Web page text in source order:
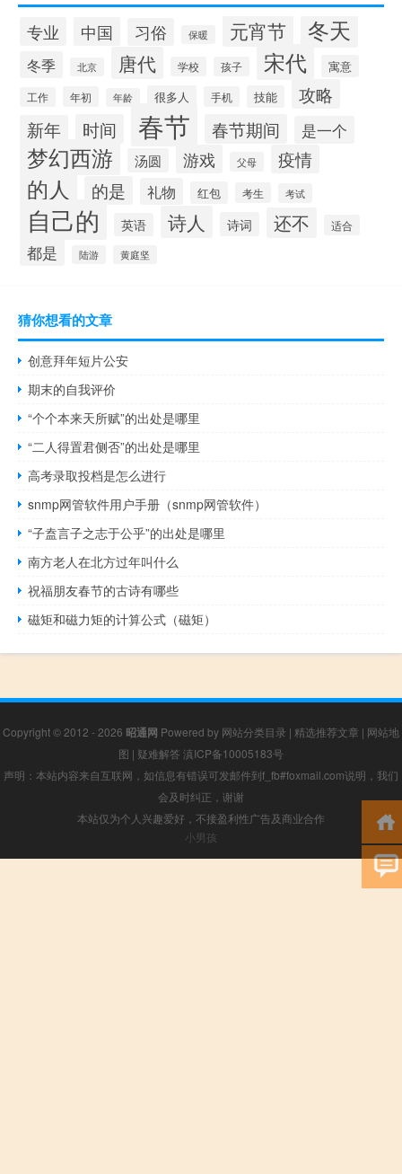
专业 中国 习俗 保暖 元宵节 冬天
冬季 北京 唐代 学校 孩子 宋代 寓意
工作 年初 年龄 很多人 手机 技能 攻略
新年 时间 春节 春节期间 是一个
梦幻西游 汤圆 游戏 父母 疫情
的人 的是 礼物 红包 考生 考试
自己的 英语 诗人 诗词 还不 适合
都是 陆游 黄庭坚
猜你想看的文章
创意拜年短片公安
期末的自我评价
“个个本来天所赋”的出处是哪里
“二人得置君侧否”的出处是哪里
高考录取投档是怎么进行
snmp网管软件用户手册（snmp网管软件）
“子盍言子之志于公乎”的出处是哪里
南方老人在北方过年叫什么
祝福朋友春节的古诗有哪些
磁矩和磁力矩的计算公式（磁矩）
Copyright © 2012 - 2026 昭通网 Powered by 网站分类目录 | 精选推荐文章 | 网站地
图 | 疑难解答 滇ICP备10005183号
声明：本站内容来自互联网，如信息有错误可发邮件到f_fb#foxmail.com说明，我们
会及时纠正，谢谢
本站仅为个人兴趣爱好，不接盈利性广告及商业合作
小男孩